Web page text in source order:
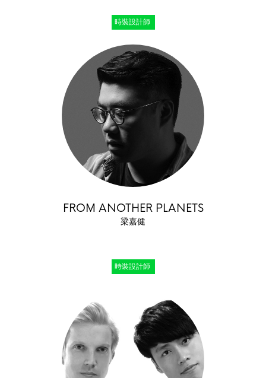
時裝設計師
FROM ANOTHER PLANETS
梁嘉健
時裝設計師